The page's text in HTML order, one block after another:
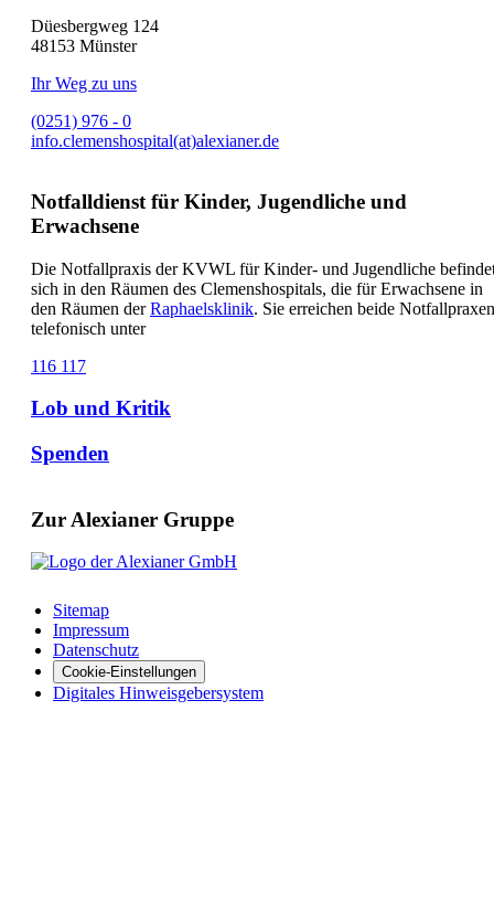
Düesbergweg 124
48153 Münster
Ihr Weg zu uns
(0251) 976 - 0
info.clemenshospital(at)alexianer.de
Notfalldienst für Kinder, Jugendliche und
Erwachsene
Die Notfallpraxis der KVWL für Kinder- und Jugendliche
sich in den Räumen des Clemenshospitals, die für Erwachsene in
den Räumen derRaphaelsklinik. Sie erreichen beide Notfallpraxen
telefonisch unter
116 117
Lob und Kritik
Spenden
Zur Alexianer Gruppe
Sitemap
Impressum
Datenschutz
Cookie-Einstellungen
Digitales Hinweisgebersystem